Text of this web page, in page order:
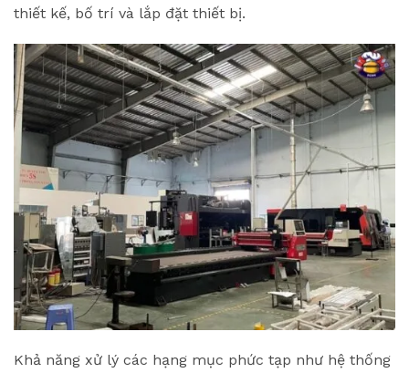
thiết kế, bố trí và lắp đặt thiết bị.
Khả năng xử lý các hạng mục phức tạp như hệ thống